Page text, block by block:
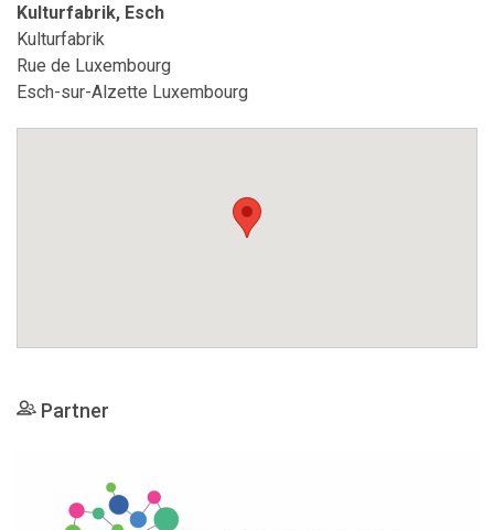
Kulturfabrik, Esch
Kulturfabrik
Rue de Luxembourg
Esch-sur-Alzette Luxembourg
Partner